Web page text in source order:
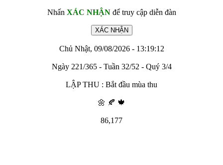
Nhấn XÁC NHẬNđể truy cập diễn đàn
Chủ Nhật, 09/08/2026 - 13:19:12
Ngày 221/365 - Tuần 32/52 - Quý 3/4
LẬP THU : Bắt đầu mùa thu
🌼 🍂 🍁
86,177